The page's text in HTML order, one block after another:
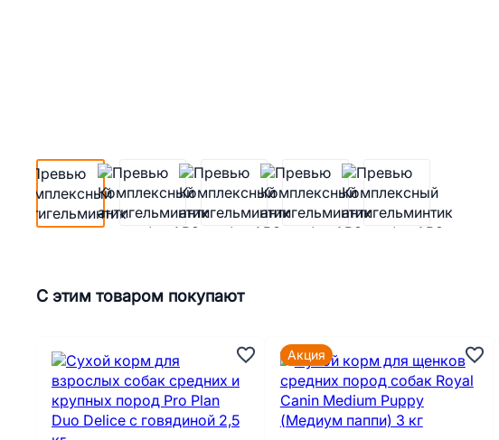
С этим товаром покупают
Акция